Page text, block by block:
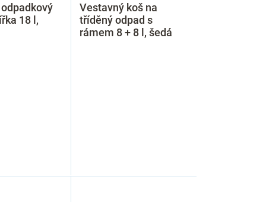
18 l,
Vestavný koš na
tříděný odpad s
rámem 8 + 8 l, šedá